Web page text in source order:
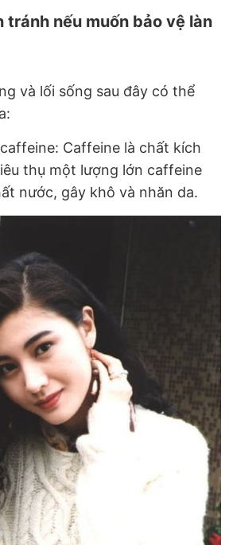
tránh nếu muốn bảo vệ làn
và lối sống sau đây có thể
Caffeine là chất kích
thụ một lượng lớn caffeine
nước, gây khô và nhăn da.